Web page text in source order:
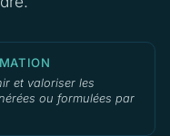
et valoriser les
ou formulées par